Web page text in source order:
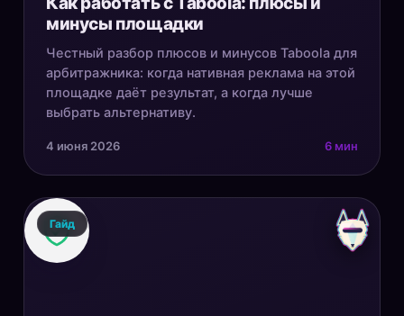
минусы площадки
Честный разбор плюсов и минусов Taboola для
арбитражника: когда нативная реклама на этой
площадке даёт результат, а когда лучше
выбрать альтернативу.
4 июня 2026 6 мин
Гайд